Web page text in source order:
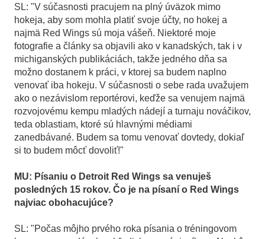
SL: "V súčasnosti pracujem na plný úväzok mimo
hokeja, aby som mohla platiť svoje účty, no hokej a
najmä Red Wings sú moja vášeň. Niektoré moje
fotografie a články sa objavili ako v kanadských, tak i v
michiganských publikáciách, takže jedného dňa sa
možno dostanem k práci, v ktorej sa budem naplno
venovať iba hokeju. V súčasnosti o sebe rada uvažujem
ako o nezávislom reportérovi, keďže sa venujem najmä
rozvojovému kempu mladých nádejí a turnaju nováčikov,
teda oblastiam, ktoré sú hlavnými médiami
zanedbávané. Budem sa tomu venovať dovtedy, dokiaľ
si to budem môcť dovoliť!"
MU: Písaniu o Detroit Red Wings sa venuješ
posledných 15 rokov. Čo je na písaní o Red Wings
najviac obohacujúce?
SL: "Počas môjho prvého roka písania o tréningovom